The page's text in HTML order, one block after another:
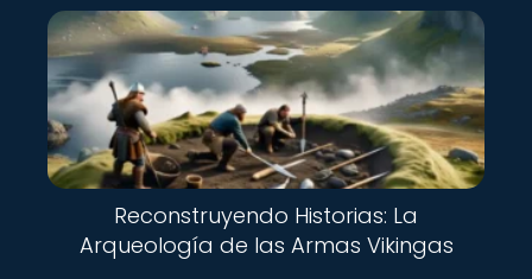
Reconstruyendo Historias: La
Arqueología de las Armas Vikingas